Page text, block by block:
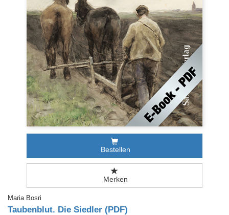
Bestellen
Merken
Maria Bosri
Taubenblut. Die Siedler (PDF)